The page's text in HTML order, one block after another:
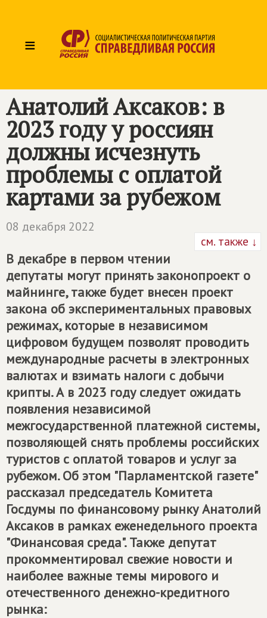
≡
Анатолий Аксаков: в
2023 году у россиян
должны исчезнуть
проблемы с оплатой
картами за рубежом
08 декабря 2022
см. также ↓
В декабре в первом чтении
депутаты могут принять законопроект о
майнинге, также будет внесен проект
закона об экспериментальных правовых
режимах, которые в независимом
цифровом будущем позволят проводить
международные расчеты в электронных
валютах и взимать налоги с добычи
крипты. А в 2023 году следует ожидать
появления независимой
межгосударственной платежной системы,
позволяющей снять проблемы российских
туристов с оплатой товаров и услуг за
рубежом. Об этом "Парламентской газете"
рассказал председатель Комитета
Госдумы по финансовому рынку Анатолий
Аксаков в рамках еженедельного проекта
"Финансовая среда". Также депутат
прокомментировал свежие новости и
наиболее важные темы мирового и
отечественного денежно-кредитного
рынка: